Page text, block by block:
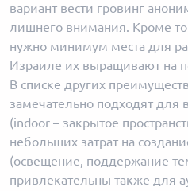
вариант вести гровинг
лишнего внимания. Кроме
нужно минимум места для
Израиле их выращивают на
В списке других
замечательно подходят
(indoor – закрытое
небольших затрат на
(освещение, поддержание
привлекательны также для